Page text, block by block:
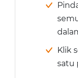
Klik
satu